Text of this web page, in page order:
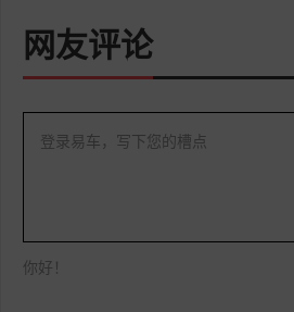
网友评论
登录易车，写下您的槽点
你好！